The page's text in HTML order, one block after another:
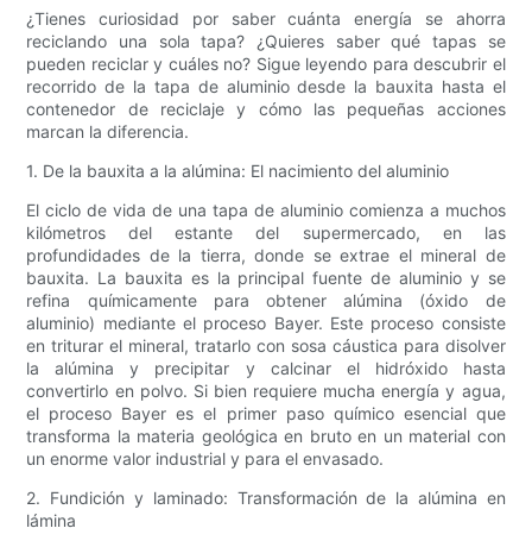
¿Tienes curiosidad por saber cuánta energía se ahorra
reciclando una sola tapa? ¿Quieres saber qué tapas se
pueden reciclar y cuáles no? Sigue leyendo para descubrir el
recorrido de la tapa de aluminio desde la bauxita hasta el
contenedor de reciclaje y cómo las pequeñas acciones
marcan la diferencia.
1. De la bauxita a la alúmina: El nacimiento del aluminio
El ciclo de vida de una tapa de aluminio comienza a muchos
kilómetros del estante del supermercado, en las
profundidades de la tierra, donde se extrae el mineral de
bauxita. La bauxita es la principal fuente de aluminio y se
refina químicamente para obtener alúmina (óxido de
aluminio) mediante el proceso Bayer. Este proceso consiste
en triturar el mineral, tratarlo con sosa cáustica para disolver
la alúmina y precipitar y calcinar el hidróxido hasta
convertirlo en polvo. Si bien requiere mucha energía y agua,
el proceso Bayer es el primer paso químico esencial que
transforma la materia geológica en bruto en un material con
un enorme valor industrial y para el envasado.
2. Fundición y laminado: Transformación de la alúmina en
lámina